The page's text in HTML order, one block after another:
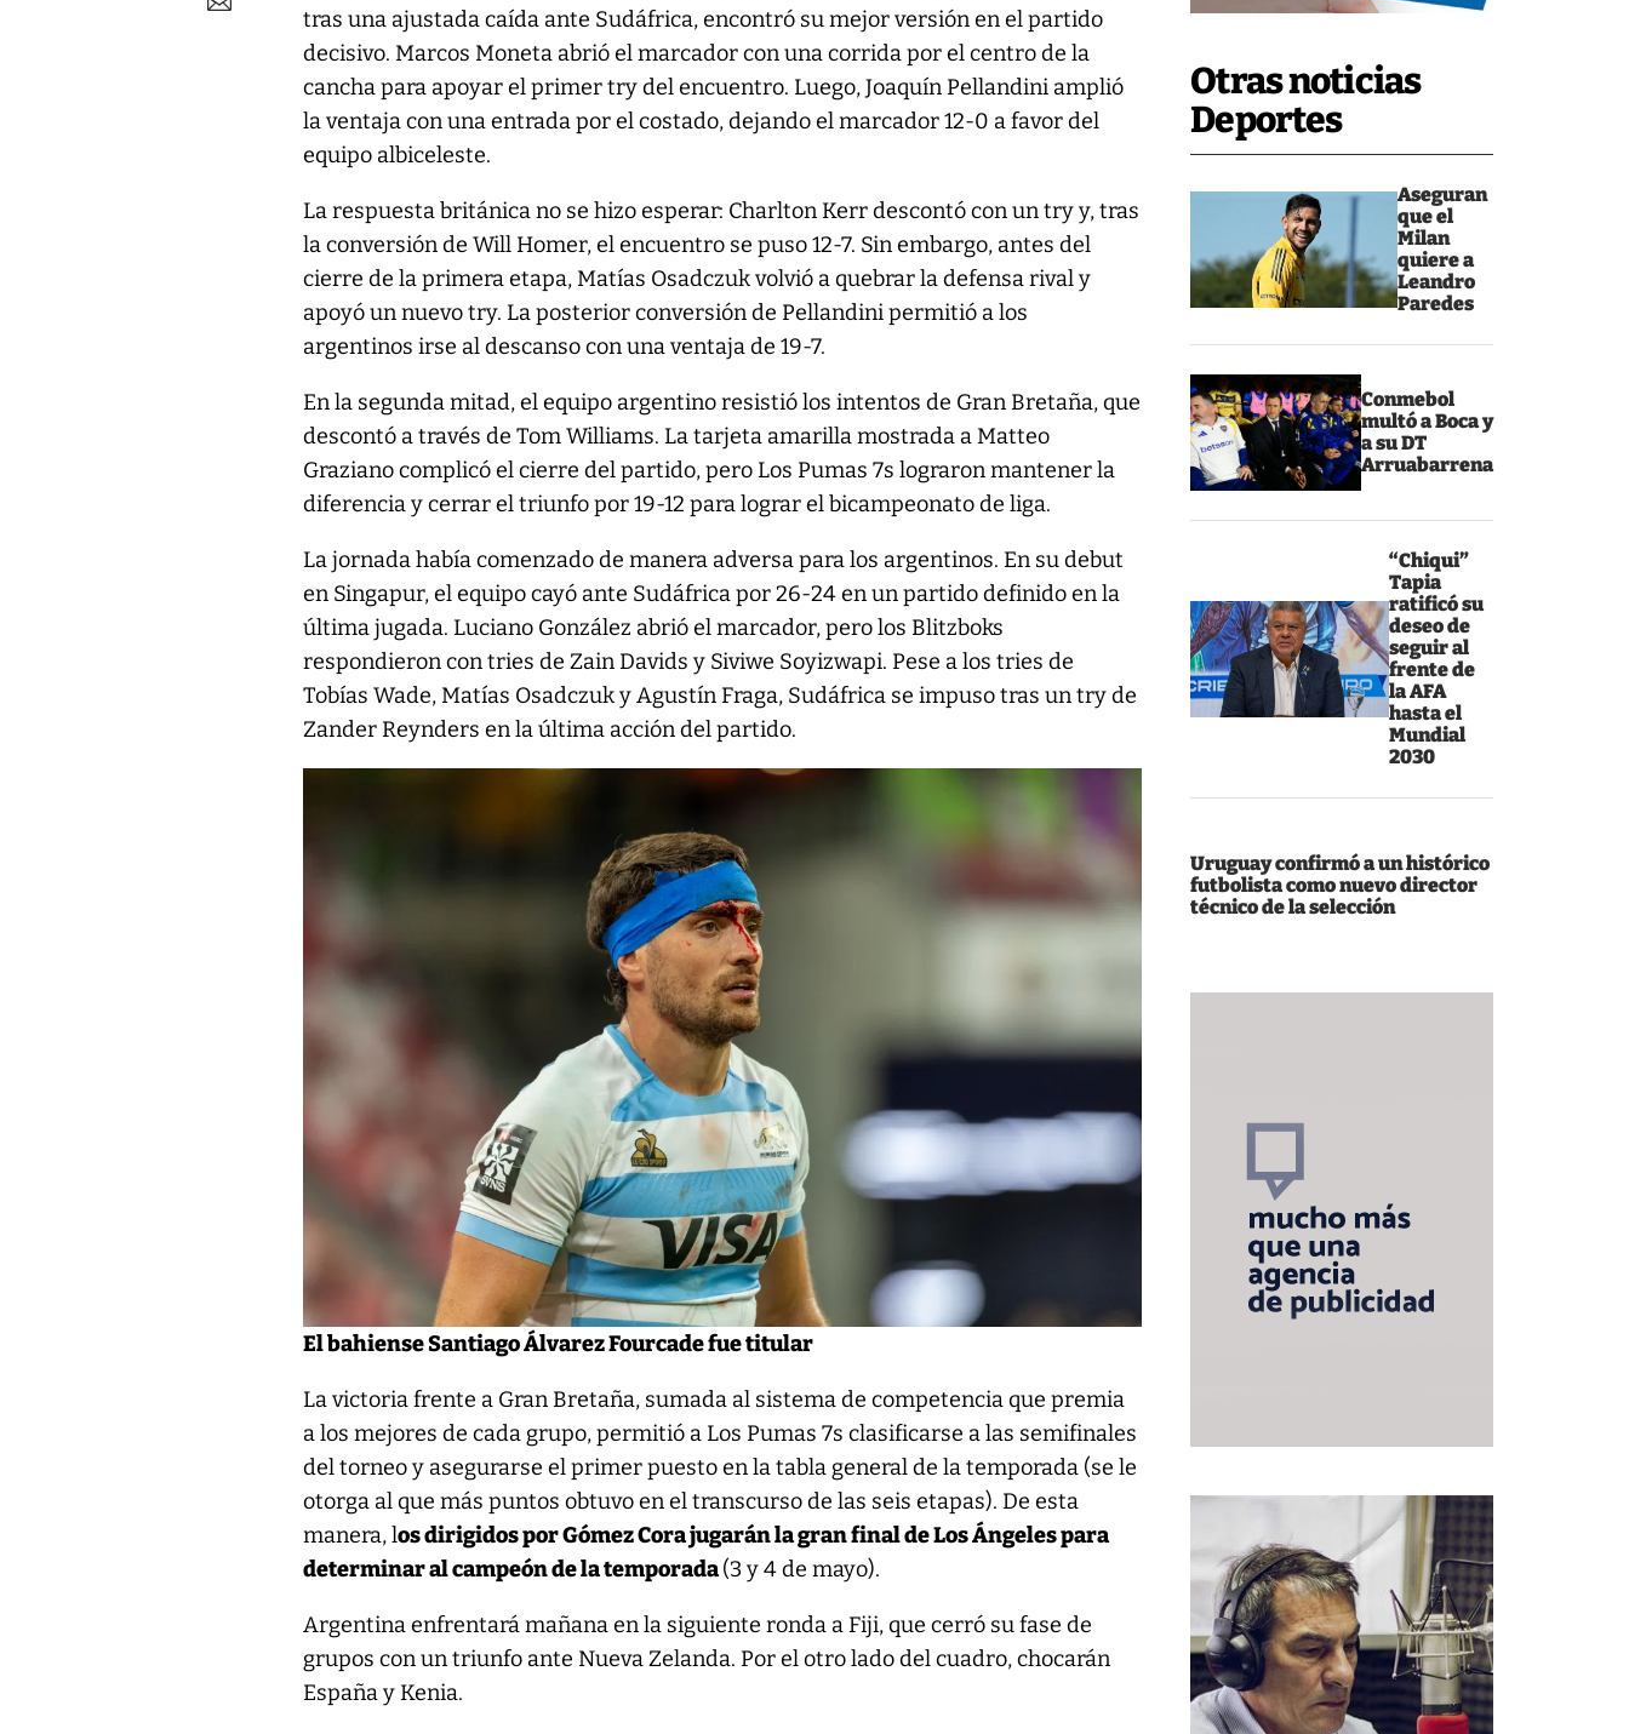
Otras noticias
Deportes
Aseguran
que el
Milan
quiere a
Leandro
Paredes
Conmebol
multó a Boca y
a su DT
Arruabarrena
“Chiqui”
Tapia
ratificó su
deseo de
seguir al
frente de
la AFA
hasta el
Mundial
2030
Uruguay confirmó a un histórico
futbolista como nuevo director
técnico de la selección
tras una ajustada caída ante Sudáfrica, encontró su mejor versión en el partido
decisivo. Marcos Moneta abrió el marcador con una corrida por el centro de la
cancha para apoyar el primer try del encuentro. Luego, Joaquín Pellandini amplió
la ventaja con una entrada por el costado, dejando el marcador 12-0 a favor del
equipo albiceleste.
La respuesta británica no se hizo esperar: Charlton Kerr descontó con un try y, tras
la conversión de Will Homer, el encuentro se puso 12-7. Sin embargo, antes del
cierre de la primera etapa, Matías Osadczuk volvió a quebrar la defensa rival y
apoyó un nuevo try. La posterior conversión de Pellandini permitió a los
argentinos irse al descanso con una ventaja de 19-7.
En la segunda mitad, el equipo argentino resistió los intentos de Gran Bretaña, que
descontó a través de Tom Williams. La tarjeta amarilla mostrada a Matteo
Graziano complicó el cierre del partido, pero Los Pumas 7s lograron mantener la
diferencia y cerrar el triunfo por 19-12 para lograr el bicampeonato de liga.
La jornada había comenzado de manera adversa para los argentinos. En su debut
en Singapur, el equipo cayó ante Sudáfrica por 26-24 en un partido definido en la
última jugada. Luciano González abrió el marcador, pero los Blitzboks
respondieron con tries de Zain Davids y Siviwe Soyizwapi. Pese a los tries de
Tobías Wade, Matías Osadczuk y Agustín Fraga, Sudáfrica se impuso tras un try de
Zander Reynders en la última acción del partido.
El bahiense Santiago Álvarez Fourcade fue titular
La victoria frente a Gran Bretaña, sumada al sistema de competencia que premia
a los mejores de cada grupo, permitió a Los Pumas 7s clasificarse a las semifinales
del torneo y asegurarse el primer puesto en la tabla general de la temporada (se le
otorga al que más puntos obtuvo en el transcurso de las seis etapas). De esta
manera, los dirigidos por Gómez Cora jugarán la gran final de Los Ángeles para
determinar al campeón de la temporada(3 y 4 de mayo).
Argentina enfrentará mañana en la siguiente ronda a Fiji, que cerró su fase de
grupos con un triunfo ante Nueva Zelanda. Por el otro lado del cuadro, chocarán
España y Kenia.